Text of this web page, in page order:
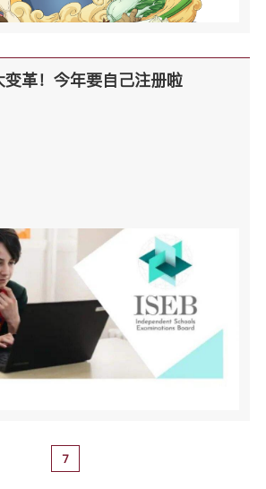
革！今年要自己注册啦
7